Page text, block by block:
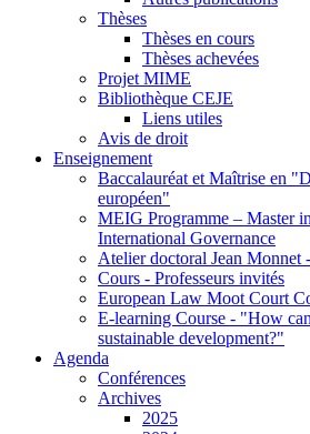
Thèses
Thèses en cours
Thèses achevées
Projet MIME
Bibliothèque CEJE
Liens utiles
Avis de droit
Enseignement
Baccalauréat et Maîtrise en
européen"
MEIG Programme – Master
International Governance
Atelier doctoral Jean Monnet
Cours - Professeurs invités
European Law Moot Court
E-learning Course - "How
sustainable development?"
Agenda
Conférences
Archives
2025